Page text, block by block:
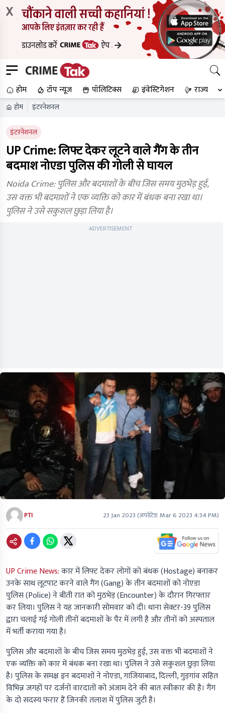
X
होम टॉप न्यूज पॉलिटिक्स इंवेस्टिगेशन राज्य
होम इंटरनेशनल
इंटरनेशनल
UP Crime: लिफ्ट देकर लूटने वाले गैंग के तीन
बदमाश नोएडा पुलिस की गोली से घायल
Noida Crime: पुलिस और बदमाशों के बीच जिस समय मुठभेड़ हुई,
उस वक्त भी बदमाशों ने एक व्यक्ति को कार में बंधक बना रखा था।
पुलिस ने उसे सकुशल छुड़ा लिया है।
ADVERTISEMENT
PTI 23 Jan 2023(अपडेटेड:Mar 6 2023 4:34 PM)
UP Crime News:कार में लिफ्ट देकर लोगों को बंधक(Hostage)बनाकर
उनके साथ लूटपाट करने वाले गैंग(Gang)के तीन बदमाशों को नोएडा
पुलिस(Police)ने बीती रात को मुठभेड़(Encounter)के दौरान गिरफ्तार
कर लिया। पुलिस ने यह जानकारी सोमवार को दी। थाना सेक्टर-39 पुलिस
द्वारा चलाई गई गोली तीनों बदमाशों के पैर में लगी है और तीनों को अस्पताल
में भर्ती कराया गया है।
पुलिस और बदमाशों के बीच जिस समय मुठभेड़ हुई, उस वक्त भी बदमाशों ने
एक व्यक्ति को कार में बंधक बना रखा था। पुलिस ने उसे सकुशल छुड़ा लिया
है। पुलिस के समक्ष इन बदमाशों ने नोएडा, गाजियाबाद, दिल्ली, गुड़गांव सहित
विभिन्न जगहों पर दर्जनों वारदातों को अंजाम देने की बात स्वीकार की है। गैंग
के दो सदस्य फरार हैं जिनकी तलाश में पुलिस जुटी है।